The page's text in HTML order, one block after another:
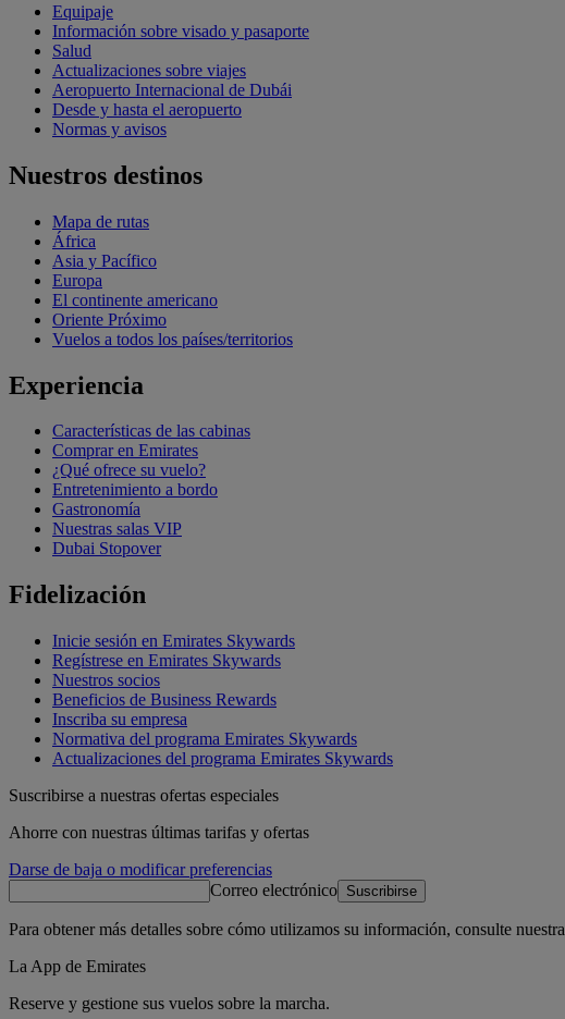
Equipaje
Información sobre visado y pasaporte
Salud
Actualizaciones sobre viajes
Aeropuerto Internacional de Dubái
Desde y hasta el aeropuerto
Normas y avisos
Nuestros destinos
Mapa de rutas
África
Asia y Pacífico
Europa
El continente americano
Oriente Próximo
Vuelos a todos los países/territorios
Experiencia
Características de las cabinas
Comprar en Emirates
¿Qué ofrece su vuelo?
Entretenimiento a bordo
Gastronomía
Nuestras salas VIP
Dubai Stopover
Fidelización
Inicie sesión en Emirates Skywards
Regístrese en Emirates Skywards
Nuestros socios
Beneficios de Business Rewards
Inscriba su empresa
Normativa del programa Emirates Skywards
Actualizaciones del programa Emirates Skywards
Suscribirse a nuestras ofertas especiales
Ahorre con nuestras últimas tarifas y ofertas
Darse de baja o modificar preferencias
Correo electrónico Suscribirse
Para obtener más detalles sobre cómo utilizamos su información, consulte nuestra
La App de Emirates
Reserve y gestione sus vuelos sobre la marcha.